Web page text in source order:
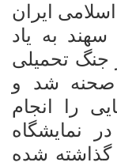
ایران
به یاد
جنگ تحمیلی
صحنه شد و
را انجام
نمایشگاه
گذاشته شده